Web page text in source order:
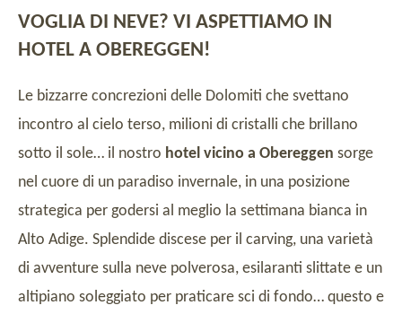
VOGLIA DI NEVE? VI ASPETTIAMO IN
HOTEL A OBEREGGEN!
Le bizzarre concrezioni delle Dolomiti che svettano
incontro al cielo terso, milioni di cristalli che brillano
sotto il sole… il nostro hotel vicino a Obereggen sorge
nel cuore di un paradiso invernale, in una posizione
strategica per godersi al meglio la settimana bianca in
Alto Adige. Splendide discese per il carving, una varietà
di avventure sulla neve polverosa, esilaranti slittate e un
altipiano soleggiato per praticare sci di fondo… questo e